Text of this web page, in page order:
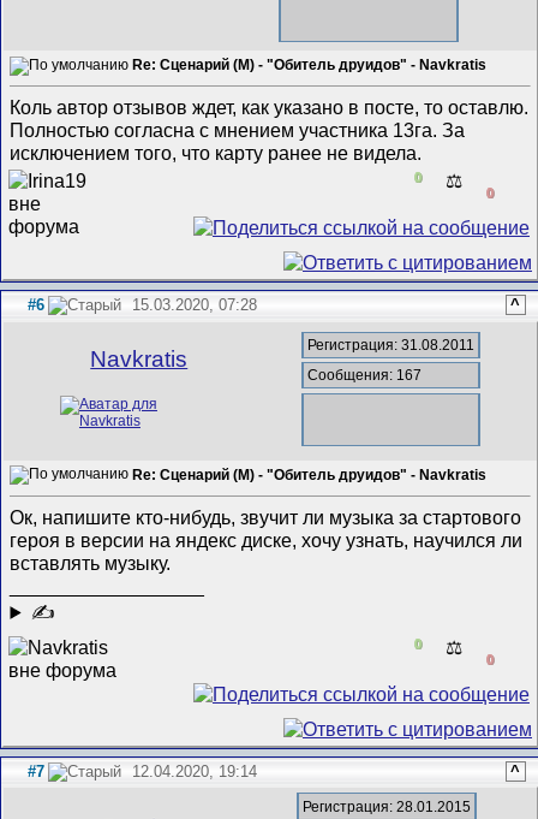
Re: Сценарий (M) - "Обитель друидов" - Navkratis
Коль автор отзывов ждет, как указано в посте, то оставлю.
Полностью согласна с мнением участника 13га. За
исключением того, что карту ранее не видела.
0 ⚖️
0
#6 15.03.2020, 07:28 ^
Navkratis
Регистрация: 31.08.2011
Сообщения: 167
Re: Сценарий (M) - "Обитель друидов" - Navkratis
Ок, напишите кто-нибудь, звучит ли музыка за стартового
героя в версии на яндекс диске, хочу узнать, научился ли
вставлять музыку.
✍
0 ⚖️
0
#7 12.04.2020, 19:14 ^
Регистрация: 28.01.2015